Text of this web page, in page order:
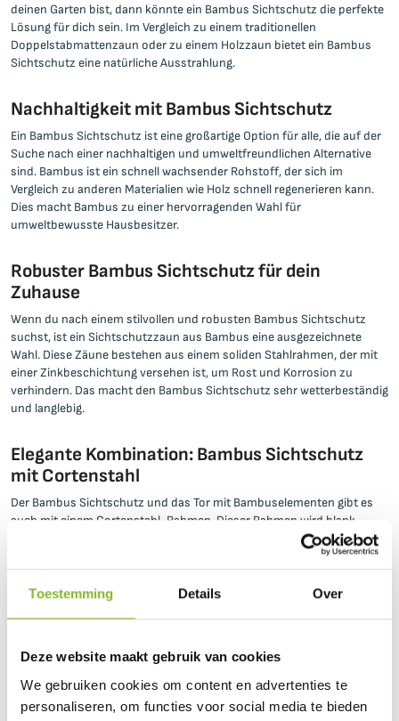
Toestemming Details Over
Deze website maakt gebruik van cookies
We gebruiken cookies om content en advertenties te
personaliseren, om functies voor social media te bieden
deinen Garten bist, dann könnte ein Bambus Sichtschutz die perfekte
Lösung für dich sein. Im Vergleich zu einem traditionellen
Doppelstabmattenzaun oder zu einem Holzzaun bietet ein Bambus
Sichtschutz eine natürliche Ausstrahlung.
Nachhaltigkeit mit Bambus Sichtschutz
Ein Bambus Sichtschutz ist eine großartige Option für alle, die auf der
Suche nach einer nachhaltigen und umweltfreundlichen Alternative
sind. Bambus ist ein schnell wachsender Rohstoff, der sich im
Vergleich zu anderen Materialien wie Holz schnell regenerieren kann.
Dies macht Bambus zu einer hervorragenden Wahl für
umweltbewusste Hausbesitzer.
Robuster Bambus Sichtschutz für dein
Zuhause
Wenn du nach einem stilvollen und robusten Bambus Sichtschutz
suchst, ist ein Sichtschutzzaun aus Bambus eine ausgezeichnete
Wahl. Diese Zäune bestehen aus einem soliden Stahlrahmen, der mit
einer Zinkbeschichtung versehen ist, um Rost und Korrosion zu
verhindern. Das macht den Bambus Sichtschutz sehr wetterbeständig
und langlebig.
Elegante Kombination: Bambus Sichtschutz
mit Cortenstahl
Der Bambus Sichtschutz und das Tor mit Bambuselementen gibt es
auch mit einem Cortenstahl-Rahmen. Dieser Rahmen wird blank
geliefert und entwickelt nach der Montage automatisch eine
schützende Rostpatina. Die Kombination aus Bambus Sichtschutz
und Cortenstahl bietet eine stilvolle und langlebige Lösung. Der rostige
Farbton des Rahmens harmoniert perfekt mit den natürlichen
Garten